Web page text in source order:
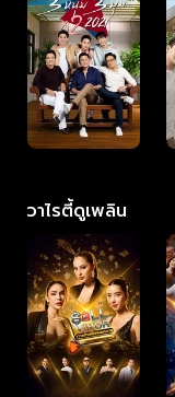
วาไรตี้ดูเพลิน